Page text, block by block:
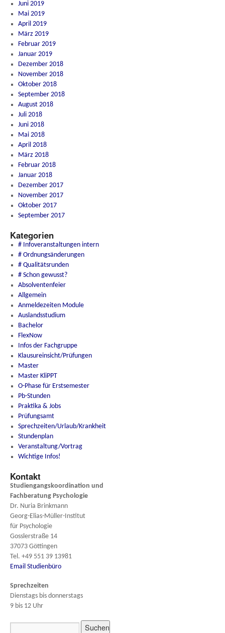
Juni 2019
Mai 2019
April 2019
März 2019
Februar 2019
Januar 2019
Dezember 2018
November 2018
Oktober 2018
September 2018
August 2018
Juli 2018
Juni 2018
Mai 2018
April 2018
März 2018
Februar 2018
Januar 2018
Dezember 2017
November 2017
Oktober 2017
September 2017
Kategorien
# Infoveranstaltungen intern
# Ordnungsänderungen
# Qualitätsrunden
# Schon gewusst?
Absolventenfeier
Allgemein
Anmeldezeiten Module
Auslandsstudium
Bachelor
FlexNow
Infos der Fachgruppe
Klausureinsicht/Prüfungen
Master
Master KliPPT
O-Phase für Erstsemester
Pb-Stunden
Praktika & Jobs
Prüfungsamt
Sprechzeiten/Urlaub/Krankheit
Stundenplan
Veranstaltung/Vortrag
Wichtige Infos!
Kontakt
Studiengangskoordination und
Fachberatung Psychologie
Dr. Nuria Brinkmann
Georg-Elias-Müller-Institut
für Psychologie
Gosslerstraße 14
37073 Göttingen
Tel. +49 551 39 13981
Email Studienbüro
Sprechzeiten
Dienstags bis donnerstags
9 bis 12 Uhr